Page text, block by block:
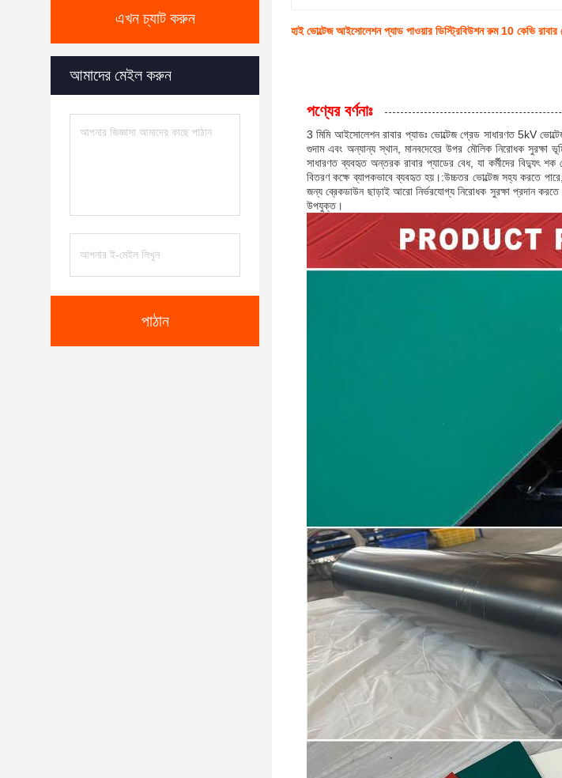
এখন চ্যাট করুন
আমাদের মেইল করুন
পাঠান
হাই ভোল্টেজ আইসোলেশন প্যাড পাওয়ার ডিস্ট্রিবিউশন রুম 10 কেভি
পণ্যের বর্ণনাঃ
3 মিমি আইসোলেশন রাবার প্যাডঃ ভোল্টেজ গ্রেড সাধারণত 5kV
গুদাম এবং অন্যান্য স্থান, মানবদেহের উপর মৌলিক নিরোধক সুরক্ষা
সাধারণত ব্যবহৃত অন্তরক রাবার প্যাডের বেধ, যা কর্মীদের বিদ্যুৎ
বিতরণ কক্ষে ব্যাপকভাবে ব্যবহৃত হয়।:উচ্চতর ভোল্টেজ সহ্য করতে
জন্য ব্রেকডাউন ছাড়াই আরো নির্ভরযোগ্য নিরোধক সুরক্ষা প্রদান
উপযুক্ত।